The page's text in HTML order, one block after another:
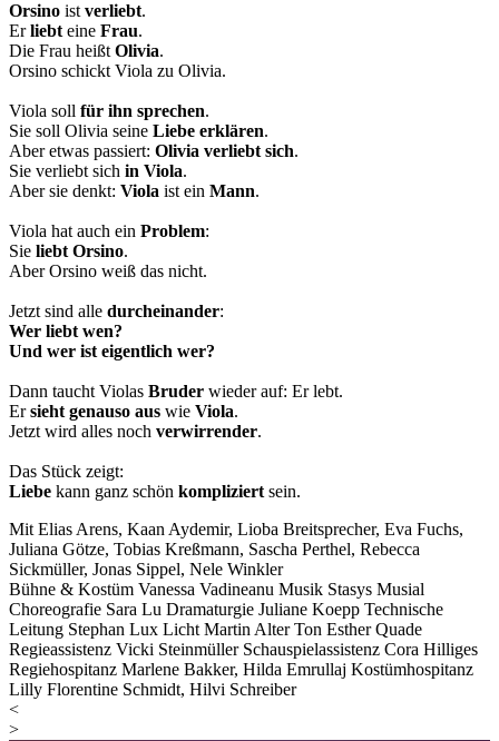
Orsino ist verliebt.
Erliebt eine Frau.
Die Frau heißt Olivia.
Orsino schickt Viola zu Olivia.
Viola soll für ihn sprechen.
Sie soll Olivia seine Liebe erklären.
Aber etwas passiert: Olivia verliebt sich.
Sie verliebt sich in Viola.
Aber sie denkt: Viola ist ein Mann.
Viola hat auch ein Problem:
Sie liebt Orsino.
Aber Orsino weiß das nicht.
Jetzt sind alle durcheinander:
Wer liebt wen?
Und wer ist eigentlich wer?
Dann taucht Violas Bruder wieder auf: Er lebt.
Ersieht genauso aus wie Viola.
Jetzt wird alles noch verwirrender.
Das Stück zeigt:
Liebe kann ganz schön kompliziert sein.
Mit Elias Arens, Kaan Aydemir, Lioba Breitsprecher, Eva Fuchs,
Juliana Götze, Tobias Kreßmann, Sascha Perthel, Rebecca
Sickmüller, Jonas Sippel, Nele Winkler
Bühne & Kostüm Vanessa Vadineanu Musik Stasys Musial
Choreografie Sara Lu Dramaturgie Juliane Koepp Technische
Leitung Stephan Lux Licht Martin AlterTon Esther Quade
Regieassistenz Vicki Steinmüller Schauspielassistenz Cora Hilliges
Regiehospitanz Marlene Bakker, Hilda Emrullaj Kostümhospitanz
Lilly Florentine Schmidt, Hilvi Schreiber
<
>